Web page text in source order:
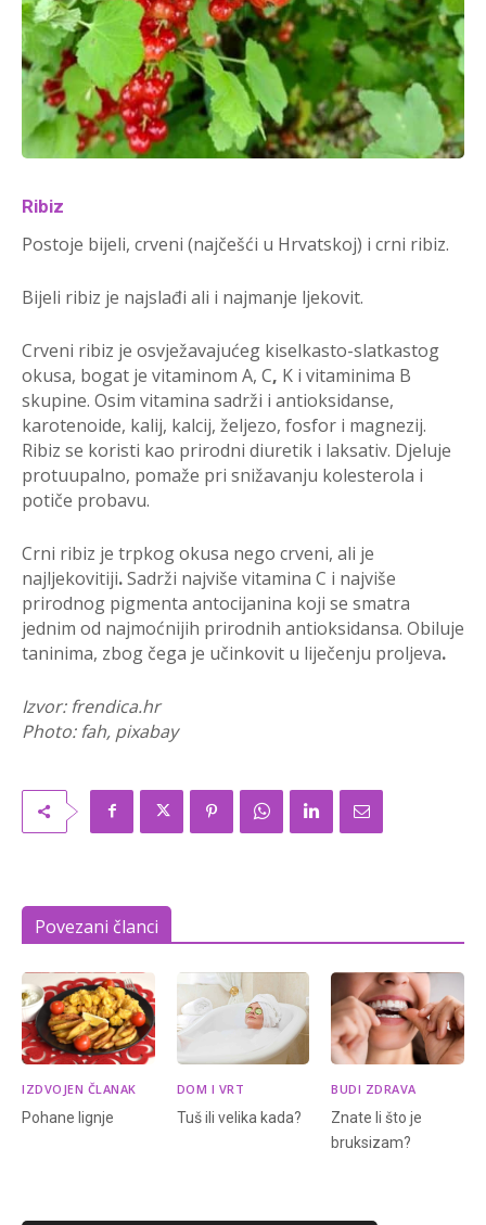
Ribiz
Postoje bijeli, crveni (najčešći u Hrvatskoj) i crni ribiz.
Bijeli ribiz je najslađi ali i najmanje ljekovit.
Crveni ribiz je osvježavajućeg kiselkasto-slatkastog
okusa, bogat je vitaminom A, C, K i vitaminima B
skupine. Osim vitamina sadrži i antioksidanse,
karotenoide, kalij, kalcij, željezo, fosfor i magnezij.
Ribiz se koristi kao prirodni diuretik i laksativ. Djeluje
protuupalno, pomaže pri snižavanju kolesterola i
potiče probavu.
Crni ribiz je trpkog okusa nego crveni, ali je
najljekovitiji.Sadrži najviše vitamina C i najviše
prirodnog pigmenta antocijanina koji se smatra
jednim od najmoćnijih prirodnih antioksidansa. Obiluje
taninima, zbog čega je učinkovit u liječenju proljeva.
Izvor: frendica.hr
Photo: fah, pixabay
Povezani članci
IZDVOJEN ČLANAK
Pohane lignje
DOM I VRT
Tuš ili velika kada?
BUDI ZDRAVA
Znate li što je
bruksizam?